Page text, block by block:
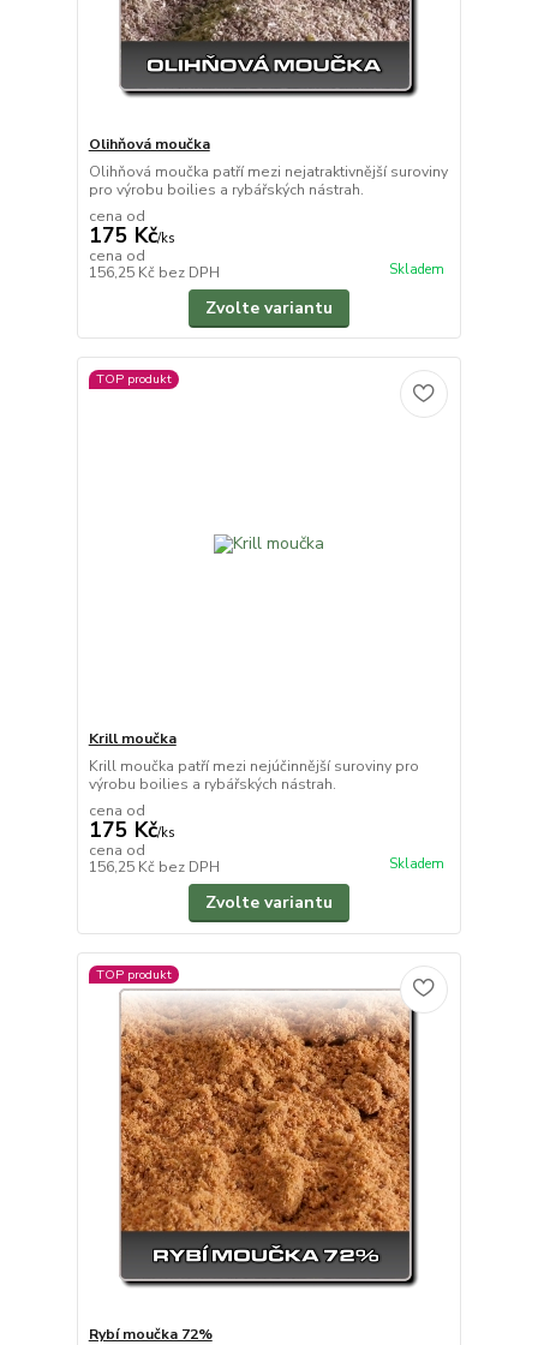
Olihňová moučka
Olihňová moučka patří mezi nejatraktivnější suroviny
pro výrobu boilies a rybářských nástrah.
cena od
175 Kč/ks
cena od
156,25 Kč bez DPH Skladem
Zvolte variantu
TOP produkt
Krill moučka
Krill moučka patří mezi nejúčinnější suroviny pro
výrobu boilies a rybářských nástrah.
cena od
175 Kč/ks
cena od
156,25 Kč bez DPH Skladem
Zvolte variantu
TOP produkt
Rybí moučka 72%